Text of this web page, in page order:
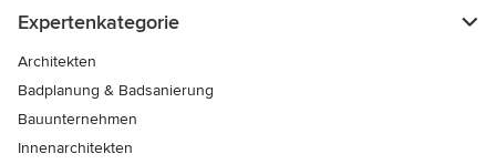
Expertenkategorie
Architekten
Badplanung & Badsanierung
Bauunternehmen
Innenarchitekten